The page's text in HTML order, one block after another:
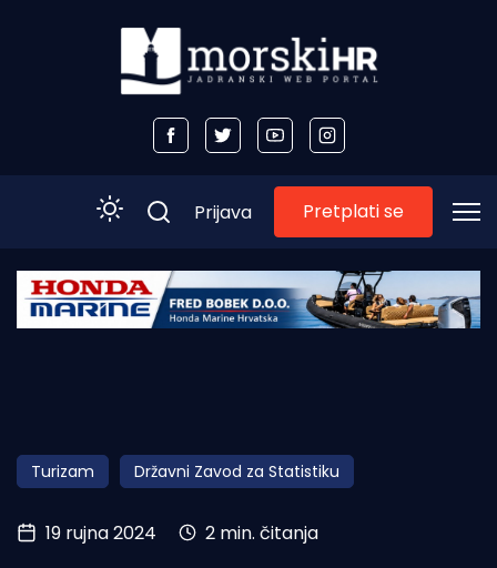
Početna
Obala
Otoci
Turizam i nautika
Prijava Pretplati se
Turizam Državni Zavod za Statistiku
19 rujna 2024 2 min. čitanja